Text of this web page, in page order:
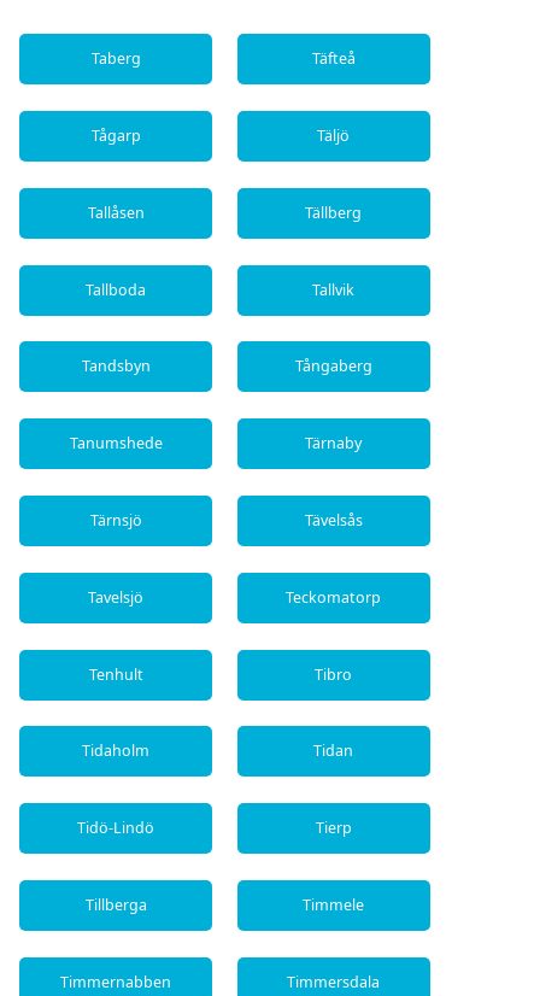
Taberg Täfteå
Tågarp Täljö
Tallåsen Tällberg
Tallboda Tallvik
Tandsbyn Tångaberg
Tanumshede Tärnaby
Tärnsjö Tävelsås
Tavelsjö Teckomatorp
Tenhult Tibro
Tidaholm Tidan
Tidö-Lindö Tierp
Tillberga Timmele
Timmernabben Timmersdala